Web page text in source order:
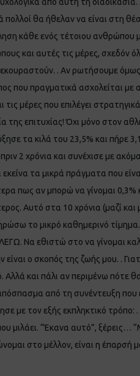
θα ήθελαν να είναι στη
κάθε ενός τέτοιου ανθρώπου
και αυτές τις μέρες, σχεδόν
. Αν ρωτήσουμε
που πραγματικά ασχολείται
τις μέρες που επιλέγει
της επιτυχίας! Όχι μόνο
τα κιλά του 23,5% και
2 χρόνια και συνέχισε με
εκείνα τα μικρά πράγματα που
πως αν μπορώ να γίνομαι
Αυτό στα 10 χρόνια (μαζί
το μικρό καθημερινό
Να εθιστώ στο να
ο σκοπός της ζωής μου. .
και πάλι αν περιμένω πότε
από τη συνέντευξη
με τον εξής εκπληκτικό
μιλάει. “Έκανα αυτό”,
στο μέλλον, είναι η έπαρσή